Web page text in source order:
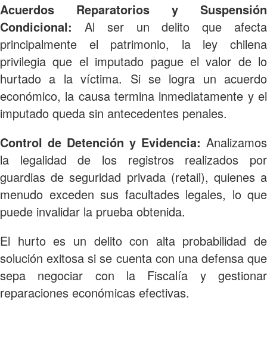
Acuerdos Reparatorios y Suspensión
Condicional: Al ser un delito que afecta
principalmente el patrimonio, la ley chilena
privilegia que el imputado pague el valor de lo
hurtado a la víctima. Si se logra un acuerdo
económico, la causa termina inmediatamente y el
imputado queda sin antecedentes penales.
Control de Detención y Evidencia: Analizamos
la legalidad de los registros realizados por
guardias de seguridad privada (retail), quienes a
menudo exceden sus facultades legales, lo que
puede invalidar la prueba obtenida.
El hurto es un delito con alta probabilidad de
solución exitosa si se cuenta con una defensa que
sepa negociar con la Fiscalía y gestionar
reparaciones económicas efectivas.